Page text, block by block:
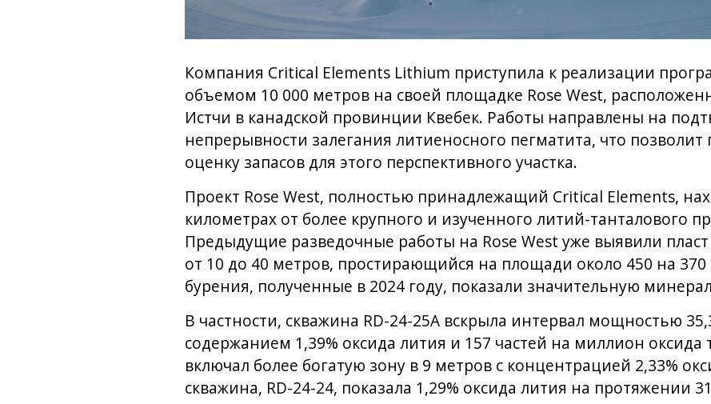
Компания Critical Elements Lithium приступила к реализации
объемом 10 000 метров на своей площадке Rose West,
Истчи в канадской провинции Квебек. Работы направлены на
непрерывности залегания литиеносного пегматита, что
оценку запасов для этого перспективного участка.
Проект Rose West, полностью принадлежащий Critical Elements,
километрах от более крупного и изученного литий-танталового
Предыдущие разведочные работы на Rose West уже выявили
от 10 до 40 метров, простирающийся на площади около 450 на 370
бурения, полученные в 2024 году, показали значительную
В частности, скважина RD-24-25A вскрыла интервал мощностью
содержанием 1,39% оксида лития и 157 частей на миллион оксида
включал более богатую зону в 9 метров с концентрацией 2,33%
скважина, RD-24-24, показала 1,29% оксида лития на протяжении